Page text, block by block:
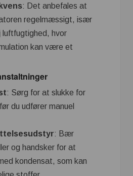
: Det anbefales at
regelmæssigt, især
luftfugtighed, hvor
kan være et
: Sørg for at slukke for
du udfører manuel
: Bær
og handsker for at
kondensat, som kan